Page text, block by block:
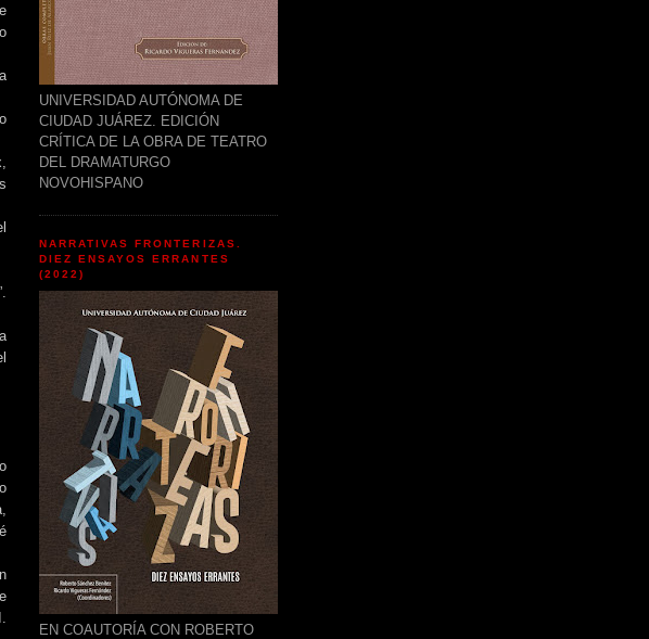
UNIVERSIDAD AUTÓNOMA DE
CIUDAD JUÁREZ. EDICIÓN
CRÍTICA DE LA OBRA DE TEATRO
DEL DRAMATURGO
NOVOHISPANO
NARRATIVAS FRONTERIZAS.
DIEZ ENSAYOS ERRANTES
(2022)
EN COAUTORÍA CON ROBERTO